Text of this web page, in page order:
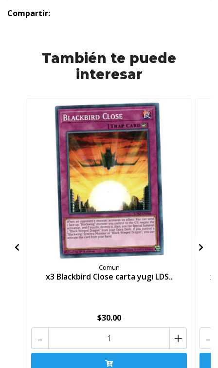
Compartir:
También te puede
interesar
Comun
x3 Blackbird Close carta yugi LDS..
$30.00
+
- -